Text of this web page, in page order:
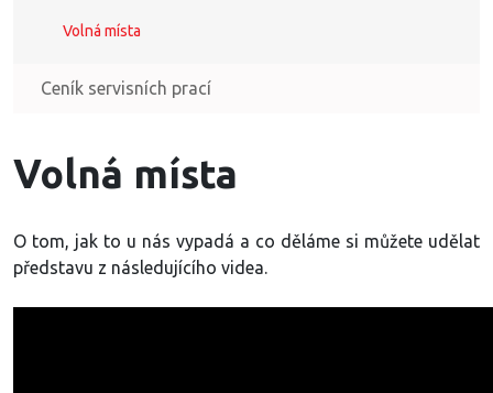
Volná místa
Ceník servisních prací
Volná místa
O tom, jak to u nás vypadá a co děláme si můžete udělat
představu z následujícího videa.